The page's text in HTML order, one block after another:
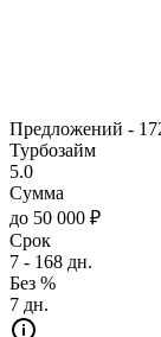
Предложений -
Турбозайм
5.0
Сумма
до 50 000 ₽
Срок
7 - 168 дн.
Без %
7 дн.